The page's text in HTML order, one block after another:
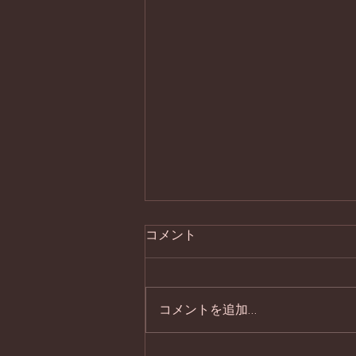
処暑の器
コメント
コメントを追加…